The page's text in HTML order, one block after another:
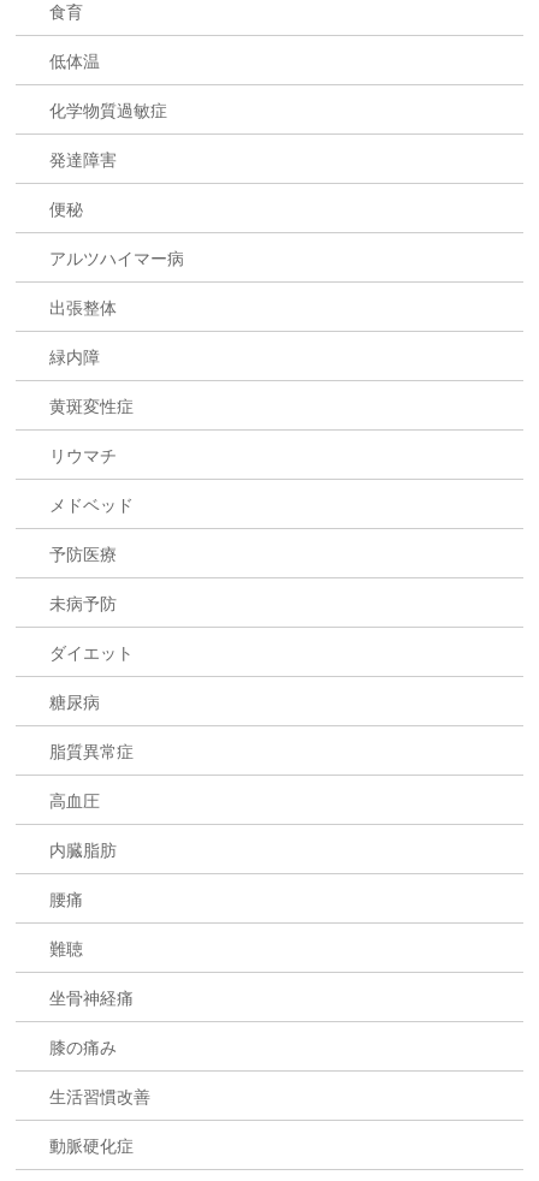
食育
低体温
化学物質過敏症
発達障害
便秘
アルツハイマー病
出張整体
緑内障
黄斑変性症
リウマチ
メドベッド
予防医療
未病予防
ダイエット
糖尿病
脂質異常症
高血圧
内臓脂肪
腰痛
難聴
坐骨神経痛
膝の痛み
生活習慣改善
動脈硬化症